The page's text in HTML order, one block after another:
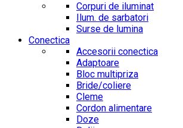
Corpuri de iluminat
Ilum. de sarbatori
Surse de lumina
Conectica
Accesorii conectica
Adaptoare
Bloc multipriza
Bride/coliere
Cleme
Cordon alimentare
Doze